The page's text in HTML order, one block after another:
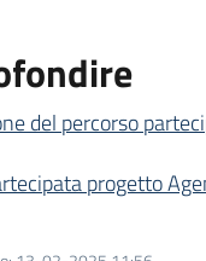
del percorso
progetto